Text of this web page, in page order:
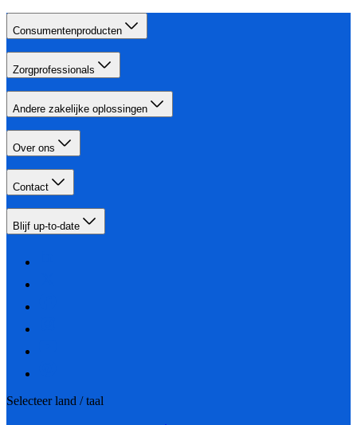
Consumentenproducten
Zorgprofessionals
Andere zakelijke oplossingen
Over ons
Contact
Blijf up-to-date
Selecteer land / taal